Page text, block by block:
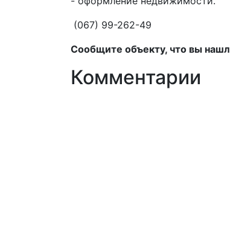
(067) 99-262-49
Сообщите объекту, что вы
Комментарии